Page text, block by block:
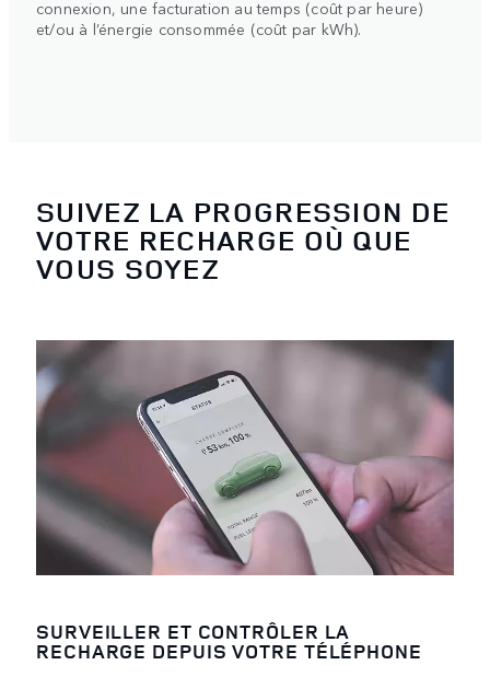
connexion, une facturation au temps (coût par heure)
et/ou à l’énergie consommée (coût par kWh).
SUIVEZ LA PROGRESSION DE
VOTRE RECHARGE OÙ QUE
VOUS SOYEZ
SURVEILLER ET CONTRÔLER LA
RECHARGE DEPUIS VOTRE TÉLÉPHONE